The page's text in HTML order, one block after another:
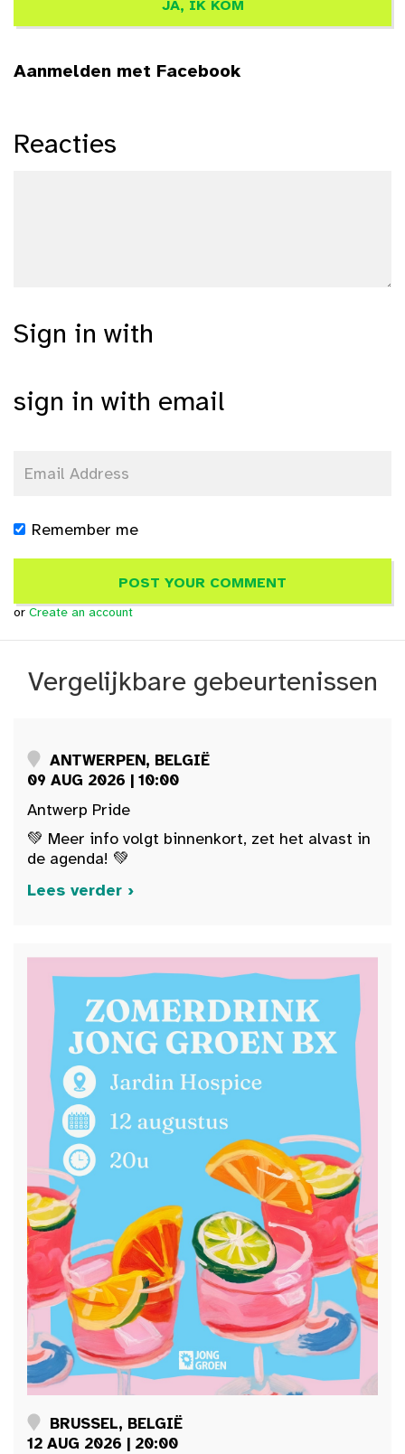
Aanmelden met Facebook
Reacties
Sign in with
sign in with email
Remember me
or Create an account
Vergelijkbare gebeurtenissen
ANTWERPEN, BELGIË
09 AUG 2026 | 10:00
Antwerp Pride
💚 Meer info volgt binnenkort, zet het alvast in
de agenda! 💚
Lees verder ›
BRUSSEL, BELGIË
12 AUG 2026 | 20:00